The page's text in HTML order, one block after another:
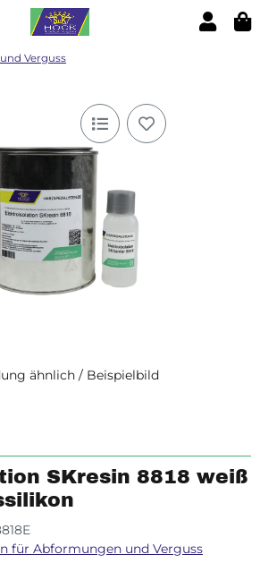
Verguss
ähnlich / Beispielbild
SKresin 8818 weiß
für Abformungen und Verguss